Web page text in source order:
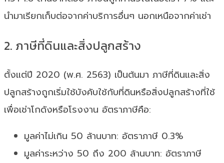
นำมาเรียกเก็บต่อจากค่าบริการอื่นๆ นอกเหนือจากค่าเช่า
2. ภาษีที่ดินและสิ่งปลูกสร้าง
ตั้งแต่ปี 2020 (พ.ศ. 2563) เป็นต้นมา ภาษีที่ดินและสิ่ง
ปลูกสร้างถูกเริ่มใช้บังคับใช้กับที่ดินหรือสิ่งปลูกสร้างที่ใช้
เพื่อเช่าโกดังหรือโรงงาน อัตราภาษีคือ:
มูลค่าไม่เกิน 50 ล้านบาท: อัตราภาษี 0.3%
มูลค่าระหว่าง 50 ถึง 200 ล้านบาท: อัตราภาษี